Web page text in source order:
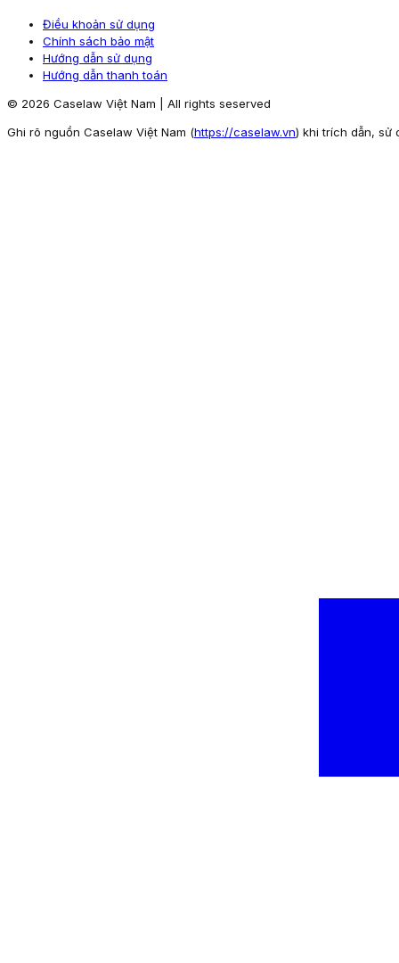
Điều khoản sử dụng
Chính sách bảo mật
Hướng dẫn sử dụng
Hướng dẫn thanh toán
© 2026 Caselaw Việt Nam | All rights seserved
Ghi rõ nguồn Caselaw Việt Nam (https://caselaw.vn) khi trích dẫn, sử